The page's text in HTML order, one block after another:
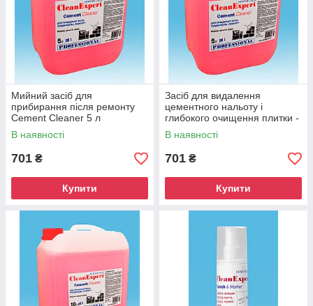
Мийний засіб для
прибирання після ремонту
Cement Cleaner 5 л
В наявності
701 ₴
Купити
Засіб для видалення
цементного нальоту і
глибокого очищення плитки -
Cement Cleaner 5 л
В наявності
701 ₴
Купити